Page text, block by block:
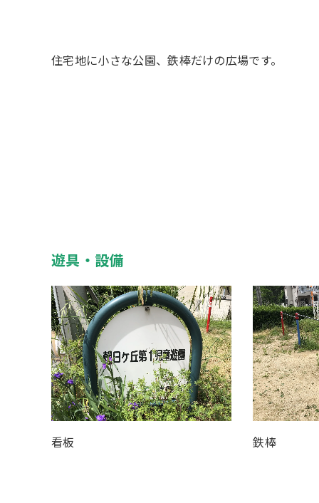
住宅地に小さな公園、鉄棒だけの広場です。
遊具・設備
看板 鉄棒